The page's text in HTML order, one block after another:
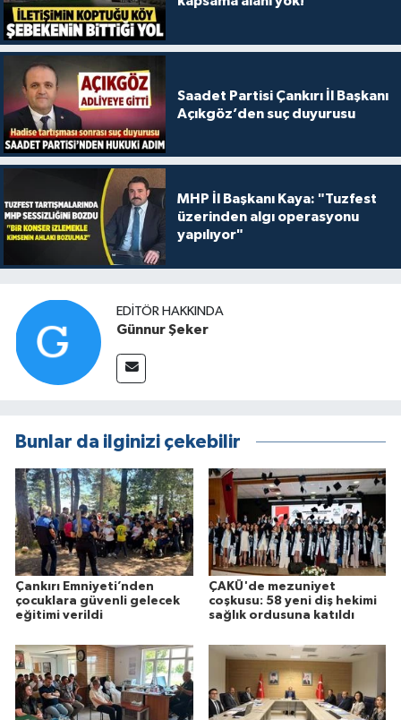
Saadet Partisi Çankırı İl Başkanı
Açıkgöz’den suç duyurusu
MHP İl Başkanı Kaya: "Tuzfest
üzerinden algı operasyonu
yapılıyor"
EDITÖR HAKKINDA
Günnur Şeker
Bunlar da ilginizi çekebilir
Çankırı Emniyeti’nden
çocuklara güvenli gelecek
eğitimi verildi
ÇAKÜ'de mezuniyet
coşkusu: 58 yeni diş hekimi
sağlık ordusuna katıldı